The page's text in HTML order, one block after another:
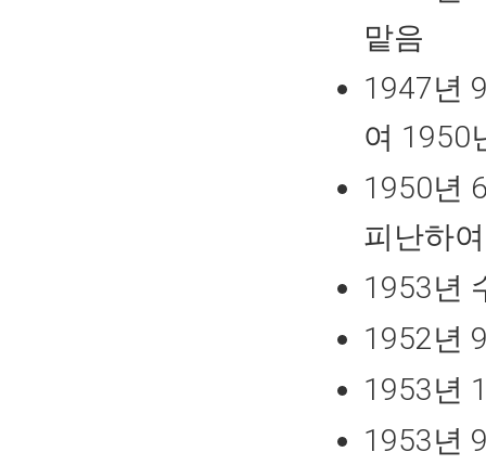
맡음
1947년
여 1950
1950년
피난하여
1953년
1952년
1953년
1953년